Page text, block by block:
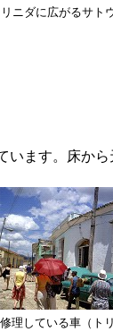
リニダに広がるサト
います。床から
修理している車（トリ